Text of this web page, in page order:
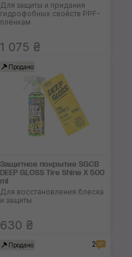
Для защиты и придания
гидрофобных свойств PPF-
плёнкам
1 075 ₴
Продано
Защитное покрытие SGCB
DEEP GLOSS Tire Shine X 500
ml
Для восстановления блеска
и защиты
630 ₴
Продано 2